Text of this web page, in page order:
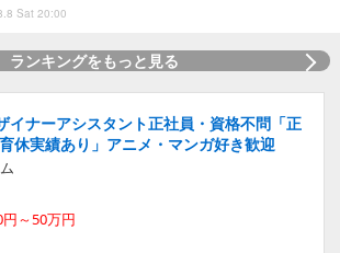
Sat 20:00
ランキングをもっと見る
イナーアシスタント正社員・資格不問「正
休実績あり」アニメ・マンガ好き歓迎
～50万円